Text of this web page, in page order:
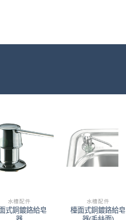
水槽配件
式銅鍍鉻給皂
水槽配件
檯面式銅鍍鉻給皂